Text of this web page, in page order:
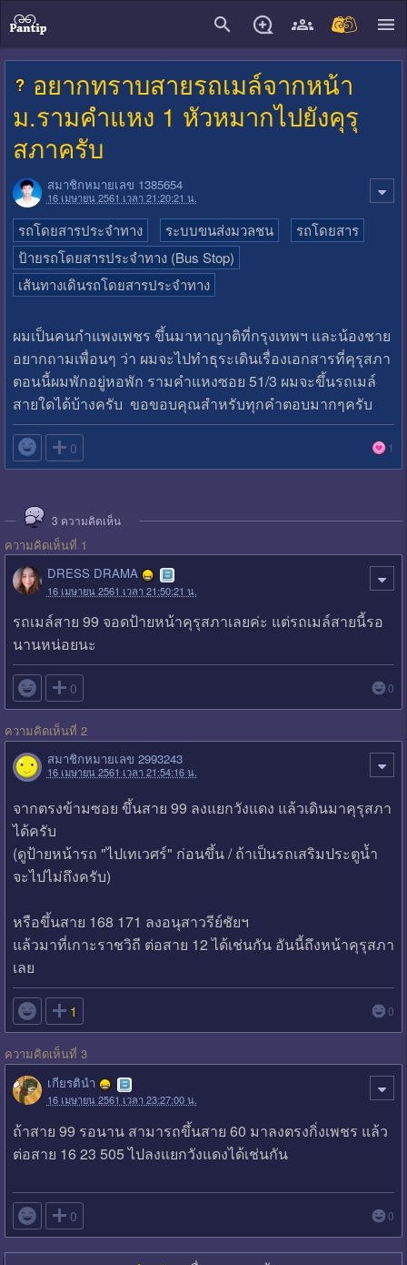
อยากทราบสายรถเมล์จากหน้า
ม.รามคำแหง 1 หัวหมากไปยังคุรุ
สภาครับ
สมาชิกหมายเลข 1385654
16 เมษายน 2561 เวลา 21:20:21 น.
รถโดยสารประจำทาง ระบบขนส่งมวลชน
รถโดยสาร
ป้ายรถโดยสารประจำทาง (Bus Stop)
เส้นทางเดินรถโดยสารประจำทาง
ผมเป็นคนกำแพงเพชร ขึ้นมาหาญาติที่กรุงเทพฯ และน้องชาย
อยากถามเพื่อนๆ ว่า ผมจะไปทำธุระเดินเรื่องเอกสารที่คุรุสภา
ตอนนี้ผมพักอยู่หอพัก รามคำแหงซอย 51/3 ผมจะขึ้นรถเมล์
สายใดได้บ้างครับ ขอขอบคุณสำหรับทุกคำตอบมากๆครับ
 0 1
3 ความคิดเห็น
ความคิดเห็นที่ 1
DRESS DRAMA
16 เมษายน 2561 เวลา 21:50:21 น.
รถเมล์สาย 99 จอดป้ายหน้าคุรุสภาเลยค่ะ แต่รถเมล์สายนี้รอ
นานหน่อยนะ
 0 0
ความคิดเห็นที่ 2
สมาชิกหมายเลข 2993243
16 เมษายน 2561 เวลา 21:54:16 น.
จากตรงข้ามซอย ขึ้นสาย 99 ลงแยกวังแดง แล้วเดินมาคุรุสภา
ได้ครับ
(ดูป้ายหน้ารถ "ไปเทเวศร์" ก่อนขึ้น / ถ้าเป็นรถเสริมประตูน้ำ
จะไปไม่ถึงครับ)
หรือขึ้นสาย 168 171 ลงอนุสาวรีย์ชัยฯ
แล้วมาที่เกาะราชวิถี ต่อสาย 12 ได้เช่นกัน อันนี้ถึงหน้าคุรุสภา
เลย
 1 0
ความคิดเห็นที่ 3
เกียรตินำ
16 เมษายน 2561 เวลา 23:27:00 น.
ถ้าสาย 99 รอนาน สามารถขึ้นสาย 60 มาลงตรงกิ่งเพชร แล้ว
ต่อสาย 16 23 505 ไปลงแยกวังแดงได้เช่นกัน
 0 0
close